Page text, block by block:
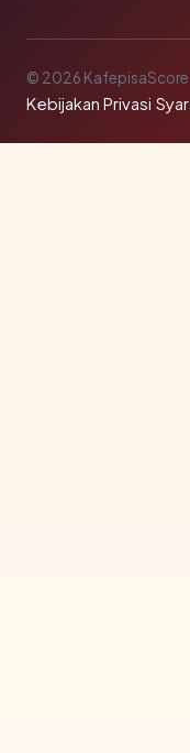
© 2026
Kebijakan Privasi·